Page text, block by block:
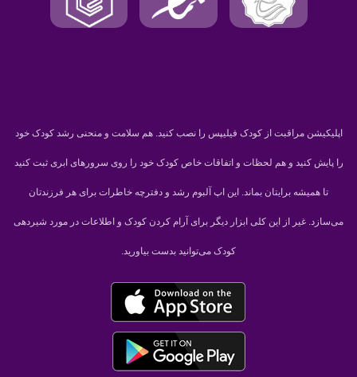
اپلیکیشن مراقبت از کودک فیلیپس را نصب کنید. هم سلامت و منحنی رشد کودک خود
را پایش کنید و هم لحظات و اتفاقات خاص کودک خود را روی سرورهای ابری ثبت کنید
تا همیشه برایتان بماند. این اپ آلبوم رشد و دفترچه خاطرات برای هر فرزندتان
می‌سازد. غیر از این کلی ابزار دیگر برای آرام کردن کودک و اطلاعات در مورد شیردهی
کودک می‌توانید بدست بیاورید.